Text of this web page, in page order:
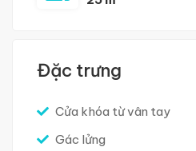
Đặc trưng
Cửa khóa từ vân tay
Gác lửng